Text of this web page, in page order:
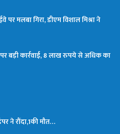
पर मलबा गिरा, डीएम विशाल मिश्रा ने
बड़ी कार्रवाई, 8 लाख रुपये से अधिक का
ने रौंदा,1की मौत…